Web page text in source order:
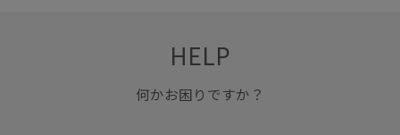
HELP
何かお困りですか？